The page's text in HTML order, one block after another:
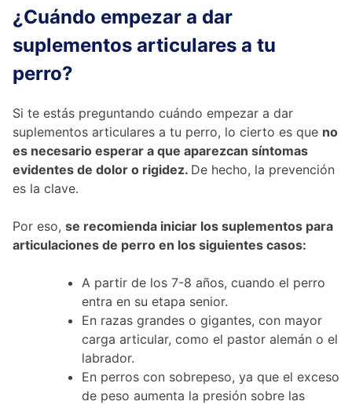
¿Cuándo empezar a dar
suplementos articulares a tu
perro?
Si te estás preguntando cuándo empezar a dar
suplementos articulares a tu perro, lo cierto es que no
es necesario esperar a que aparezcan síntomas
evidentes de dolor o rigidez. De hecho, la prevención
es la clave.
Por eso, se recomienda iniciar los suplementos para
articulaciones de perro en los siguientes casos:
A partir de los 7-8 años, cuando el perro
entra en su etapa senior.
En razas grandes o gigantes, con mayor
carga articular, como el pastor alemán o el
labrador.
En perros con sobrepeso, ya que el exceso
de peso aumenta la presión sobre las